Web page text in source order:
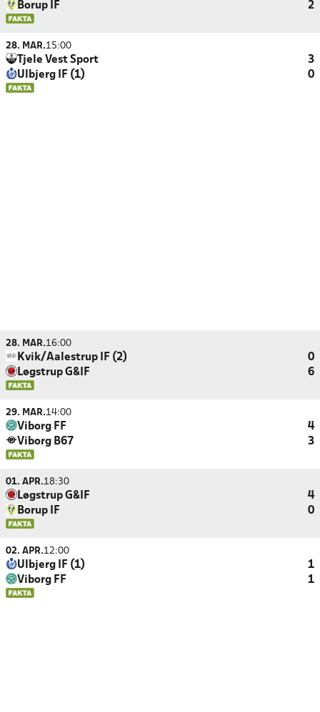
Borup IF
2
28. MAR.15:00
Tjele Vest Sport
3
Ulbjerg IF (1)
0
28. MAR.16:00
Kvik/Aalestrup IF (2)
0
Løgstrup G&IF
6
29. MAR.14:00
Viborg FF
4
Viborg B67
3
01. APR.18:30
Løgstrup G&IF
4
Borup IF
0
02. APR.12:00
Ulbjerg IF (1)
1
Viborg FF
1